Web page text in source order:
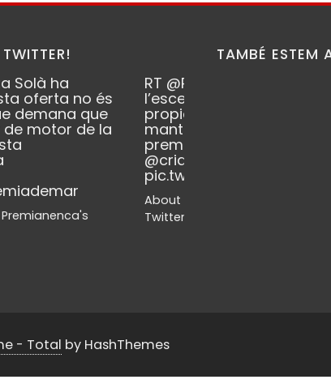
és
la
RT @PremiaMedia_
l’escenari post-electoral i s’ofereix a
propiciar “una alternativa de govern”
mantenint-se a l’oposició
premiamedia.cat/crid…
@cridapremianenc
pic.twitter.com/1oXU…
About 3 years agofrom
Twitter
Twitter for Android
TAMBÉ ESTEM
- Total by HashThemes